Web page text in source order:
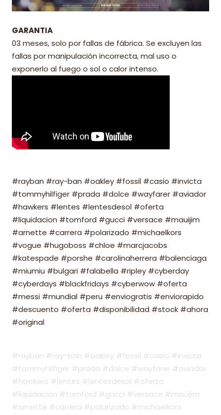
GARANTIA
03 meses, solo por fallas de fábrica. Se excluyen las
fallas por manipulación incorrecta, mal uso o
exponerlo al fuego o sol o calor intenso.
#rayban #ray-ban #oakley #fossil #casio #invicta
#tommyhilfiger #prada #dolce #wayfarer #aviador
#hawkers #lentes #lentesdesol #oferta
#liquidacion #tomford #gucci #versace #mauijim
#arnette #carrera #polarizado #michaelkors
#vogue #hugoboss #chloe #marcjacobs
#katespade #porshe #carolinaherrera #balenciaga
#miumiu #bulgari #falabella #ripley #cyberday
#cyberdays #blackfridays #cyberwow #oferta
#messi #mundial #peru #enviogratis #enviorapido
#descuento #oferta #disponibilidad #stock #ahora
#original
#rayban #ray-ban #oakley #fossil #casio #invicta
#tommyhilfiger #prada #dolce #wayfarer #aviador
#hawkers #lentes #lentesdesol #oferta
#liquidacion #tomford #gucci #versace #mauijim
#arnette #carrera #polarizado #michaelkors